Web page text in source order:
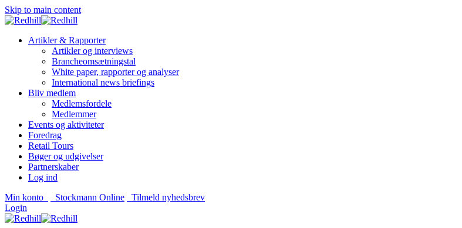
Skip to main content
Artikler & Rapporter
Artikler og interviews
Brancheomsætningstal
White paper, rapporter og analyser
International news briefings
Bliv medlem
Medlemsfordele
Medlemmer
Events og aktiviteter
Foredrag
Retail Tours
Bøger og udgivelser
Partnerskaber
Log ind
Min konto
Stockmann Online
Tilmeld nyhedsbrev
Login